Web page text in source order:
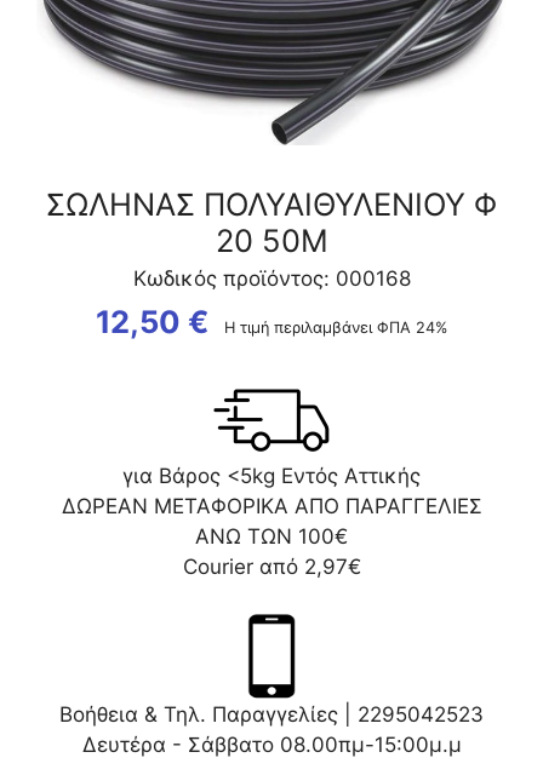
ΣΩΛΗΝΑΣ ΠΟΛΥΑΙΘΥΛΕΝΙΟΥ Φ
20 50Μ
Κωδικός προϊόντος: 000168
12,50 € Η τιμή περιλαμβάνει ΦΠΑ 24%
για Βάρος <5kg Εντός Αττικής
ΔΩΡΕΑΝ ΜΕΤΑΦΟΡΙΚΑ ΑΠΟ ΠΑΡΑΓΓΕΛΙΕΣ
ΑΝΩ ΤΩΝ 100€
Courier από 2,97€
Βοήθεια & Τηλ. Παραγγελίες | 2295042523
Δευτέρα - Σάββατο 08.00πμ-15:00μ.μ